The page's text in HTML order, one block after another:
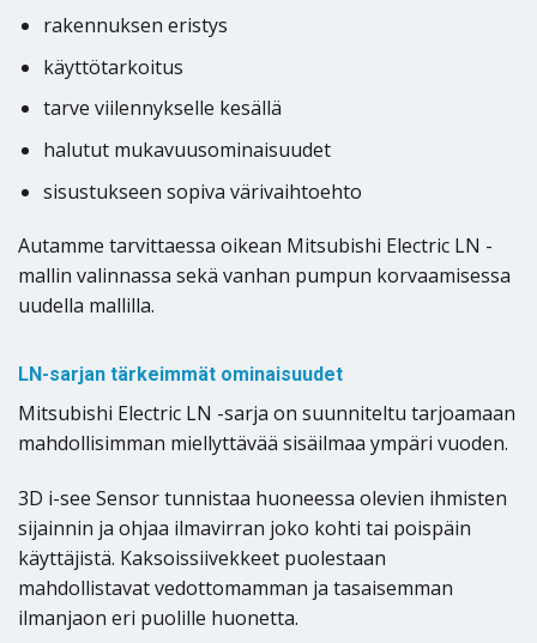
rakennuksen eristys
käyttötarkoitus
tarve viilennykselle kesällä
halutut mukavuusominaisuudet
sisustukseen sopiva värivaihtoehto
Autamme tarvittaessa oikean Mitsubishi Electric LN -
mallin valinnassa sekä vanhan pumpun korvaamisessa
uudella mallilla.
LN-sarjan tärkeimmät ominaisuudet
Mitsubishi Electric LN -sarja on suunniteltu tarjoamaan
mahdollisimman miellyttävää sisäilmaa ympäri vuoden.
3D i-see Sensor tunnistaa huoneessa olevien ihmisten
sijainnin ja ohjaa ilmavirran joko kohti tai poispäin
käyttäjistä. Kaksoissiivekkeet puolestaan
mahdollistavat vedottomamman ja tasaisemman
ilmanjaon eri puolille huonetta.